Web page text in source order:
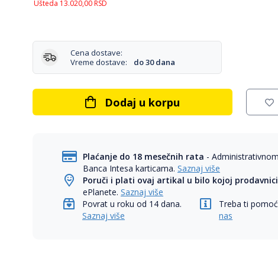
Ušteda 13.020,00 RSD
Cena dostave:
Vreme dostave:
do 30 dana
Dodaj u korpu
Plaćanje do 18 mesečnih rata -
Banca Intesa karticama.Saznaj više
Poruči i plati ovaj artikal u bilo kojoj prodavnici
ePlanete.Saznaj više
Povrat u roku od 14 dana.
Saznaj više
Treba ti
nas